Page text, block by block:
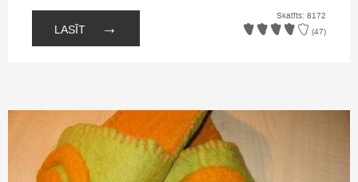
LASĪT →
Skatīts: 8172
(47)